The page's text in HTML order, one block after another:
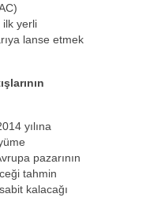
ilk yerli
lanse etmek
yılına
pazarının
tahmin
kalacağı